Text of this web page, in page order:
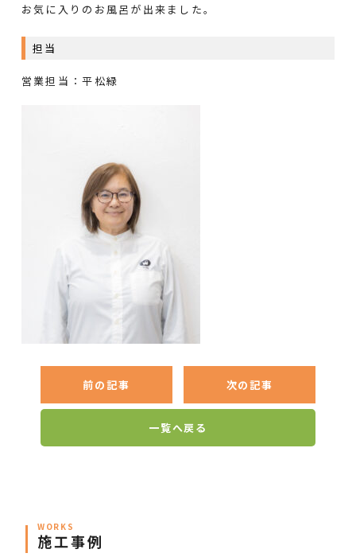
お気に入りのお風呂が出来ました。
担当
営業担当：平松緑
前の記事 次の記事
一覧へ戻る
WORKS
施工事例